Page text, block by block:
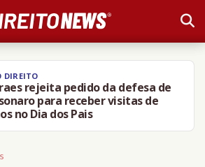
DIREITO
rejeita pedido da defesa de
para receber visitas de
no Dia dos Pais